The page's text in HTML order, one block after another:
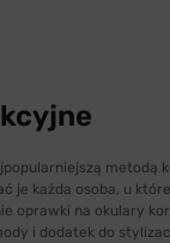
metodą
je każda osoba, u
oprawki na okulary
i dodatek do